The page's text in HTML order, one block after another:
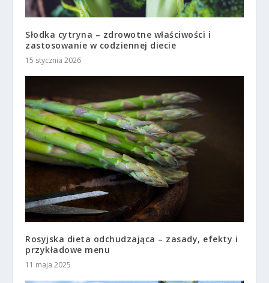
Słodka cytryna – zdrowotne właściwości i
zastosowanie w codziennej diecie
15 stycznia 2026
Rosyjska dieta odchudzająca – zasady, efekty i
przykładowe menu
11 maja 2025